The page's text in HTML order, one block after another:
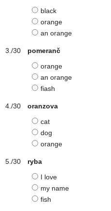
black
orange
an orange
pomeranč
orange
an orange
fiash
oranzova
cat
dog
orange
ryba
I love
my name
fish